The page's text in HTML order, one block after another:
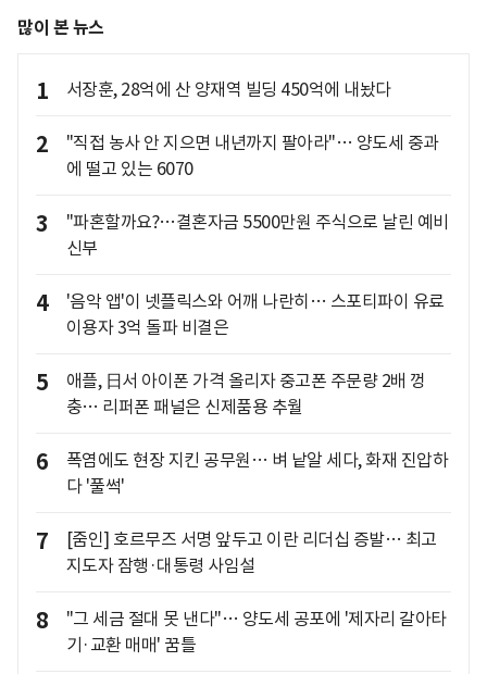
많이 본 뉴스
1 서장훈, 28억에 산 양재역 빌딩 450억에 내놨다
2
"직접 농사 안 지으면 내년까지 팔아라"… 양도세 중과
에 떨고 있는 6070
3
"파혼할까요?…결혼자금 5500만원 주식으로 날린 예비
신부
4
'음악 앱'이 넷플릭스와 어깨 나란히… 스포티파이 유료
이용자 3억 돌파 비결은
5
애플, 日서 아이폰 가격 올리자 중고폰 주문량 2배 껑
충… 리퍼폰 패널은 신제품용 추월
6
폭염에도 현장 지킨 공무원… 벼 낱알 세다, 화재 진압하
다 '풀썩'
7
[줌인] 호르무즈 서명 앞두고 이란 리더십 증발… 최고
지도자 잠행·대통령 사임설
8
"그 세금 절대 못 낸다"… 양도세 공포에 '제자리 갈아타
기·교환 매매' 꿈틀